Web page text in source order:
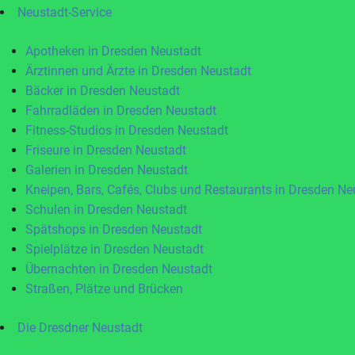
Neustadt-Service
Apotheken in Dresden Neustadt
Ärztinnen und Ärzte in Dresden Neustadt
Bäcker in Dresden Neustadt
Fahrradläden in Dresden Neustadt
Fitness-Studios in Dresden Neustadt
Friseure in Dresden Neustadt
Galerien in Dresden Neustadt
Kneipen, Bars, Cafés, Clubs und Restaurants in Dresden
Schulen in Dresden Neustadt
Spätshops in Dresden Neustadt
Spielplätze in Dresden Neustadt
Übernachten in Dresden Neustadt
Straßen, Plätze und Brücken
Die Dresdner Neustadt